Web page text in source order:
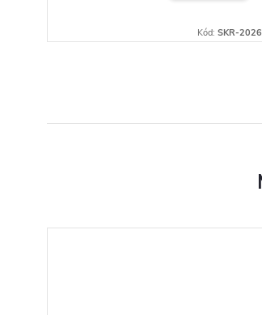
Kód: SKR-2026